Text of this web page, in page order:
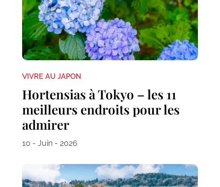
VIVRE AU JAPON
Hortensias à Tokyo – les 11
meilleurs endroits pour les
admirer
10 - Juin - 2026